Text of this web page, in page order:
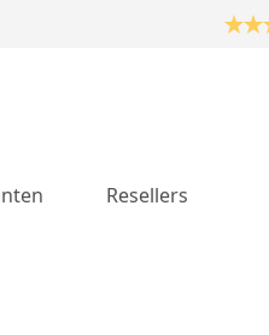
Resellers